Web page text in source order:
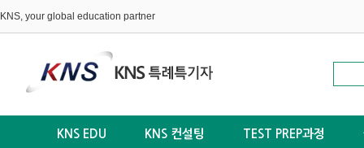
KNS, your global education partner
KNS EDU KNS 컨설팅 TEST PREP과정